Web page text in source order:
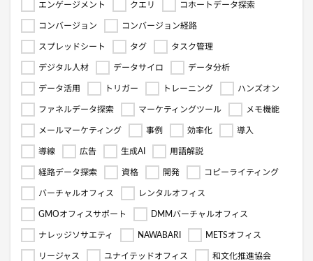
エンゲージメント クエリ コホートデータ探索
コンバージョン コンバージョン経路
スプレッドシート タグ タスク管理
デジタル人材 データサイロ データ分析
データ活用 トリガー トレーニング ハンズオン
ファネルデータ探索 マーケティングツール メモ機能
メールマーケティング 事例 効率化 導入
導線 広告 生成AI 用語解説
経路データ探索 資格 開発 コピーライティング
バーチャルオフィス レンタルオフィス
GMOオフィスサポート DMMバーチャルオフィス
ナレッジソサエティ NAWABARI METSオフィス
リージャス ユナイテッドオフィス 和文化推進協会